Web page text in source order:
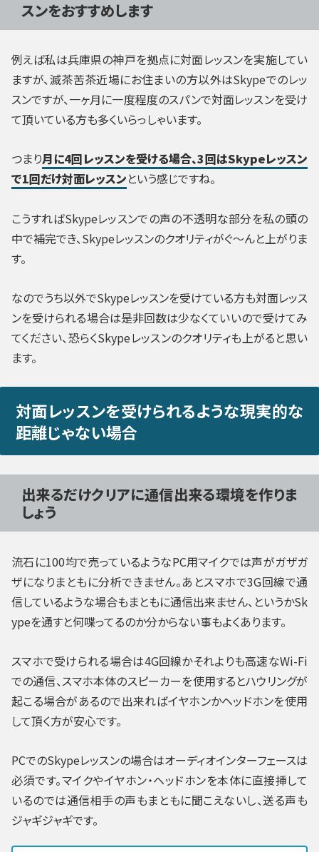
スンをおすすめします
例えば私は兵庫県の神戸を拠点に対面レッスンを実施してい
ますが、滅茶苦茶近場にお住まいの方以外はSkypeでのレッ
スンですが、一ヶ月に一度程度のスパンで対面レッスンを受け
て頂いている方も多くいらっしゃいます。
つまり月に4回レッスンを受ける場合、3回はSkypeレッスン
で1回だけ対面レッスンという感じですね。
こうすればSkypeレッスンでの声の不透明な部分を私の頭の
中で補完でき、Skypeレッスンのクオリティがぐ～んと上がりま
す。
なのでうち以外でSkypeレッスンを受けている方も対面レッス
ンを受けられる場合は是非回数は少なくていいので受けてみ
てください、恐らくSkypeレッスンのクオリティも上がると思い
ます。
対面レッスンを受けられるような現実的な
距離じゃない場合
出来るだけクリアに通信出来る環境を作りま
しょう
流石に100均で売っているようなPC用マイクでは声がガザガ
ザになりまともに分析できません。あとスマホで3G回線で通
信しているような場合もまともに通信出来ません、というかSk
ypeを通すと何喋ってるのか分からない事もよくあります。
スマホで受けられる場合は4G回線かそれよりも高速なWi-Fi
での通信、スマホ本体のスピーカーを使用するとハウリングが
起こる場合があるので出来ればイヤホンかヘッドホンを使用
して頂く方が安心です。
PCでのSkypeレッスンの場合はオーディオインターフェースは
必須です。マイクやイヤホン・ヘッドホンを本体に直接挿して
いるのでは通信相手の声もまともに聞こえないし、送る声も
ジャギジャギです。